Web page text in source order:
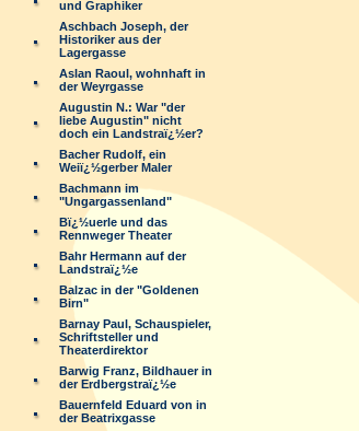
und Graphiker
Aschbach Joseph, der
Historiker aus der
Lagergasse
Aslan Raoul, wohnhaft in
der Weyrgasse
Augustin N.: War "der
liebe Augustin" nicht
doch ein Landstraï¿½er?
Bacher Rudolf, ein
Weiï¿½gerber Maler
Bachmann im
"Ungargassenland"
Bï¿½uerle und das
Rennweger Theater
Bahr Hermann auf der
Landstraï¿½e
Balzac in der "Goldenen
Birn"
Barnay Paul, Schauspieler,
Schriftsteller und
Theaterdirektor
Barwig Franz, Bildhauer in
der Erdbergstraï¿½e
Bauernfeld Eduard von in
der Beatrixgasse